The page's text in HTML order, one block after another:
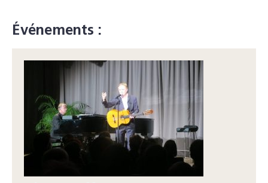
Événements :